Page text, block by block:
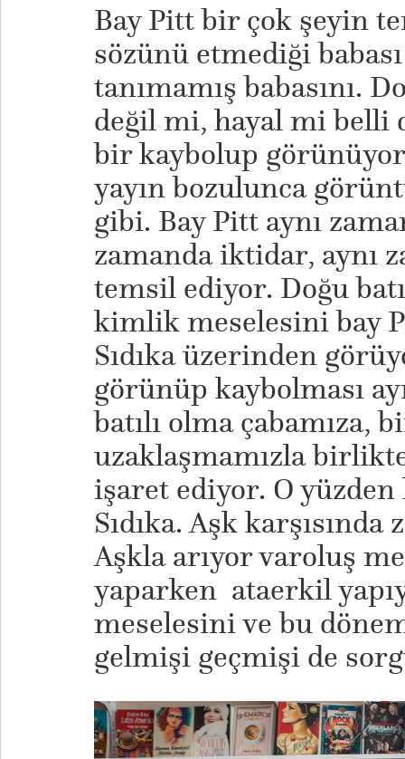
Bay Pitt bir çok şeyin
sözünü etmediği
tanımamış babasını.
değil mi, hayal mi belli
bir kaybolup
yayın bozulunca
gibi. Bay Pitt aynı
zamanda iktidar, aynı
temsil ediyor. Doğu
kimlik meselesini bay
Sıdıka üzerinden
görünüp kaybolması
batılı olma çabamıza,
uzaklaşmamızla
işaret ediyor. O yüzden
Sıdıka. Aşk karşısında
Aşkla arıyor varoluş
yaparken ataerkil
meselesini ve bu
gelmişi geçmişi de